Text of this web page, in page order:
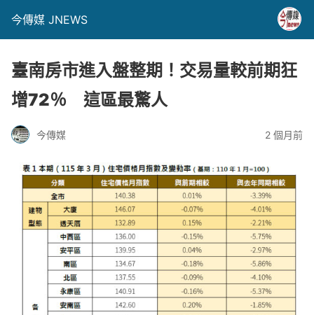
今傳媒 JNEWS
臺南房市進入盤整期！交易量較前期狂
增72％ 這區最驚人
今傳媒 2 個月前